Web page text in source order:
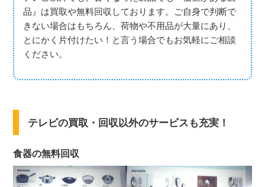
品』は買取や無料回収しております。ご自身で判断で
きない場合はもちろん、荷物や不用品が大量にあり、
とにかく片付けたい！と言う場合でもお気軽にご相談
ください。
テレビの買取・回収以外のサービスも充実！
食器の無料回収